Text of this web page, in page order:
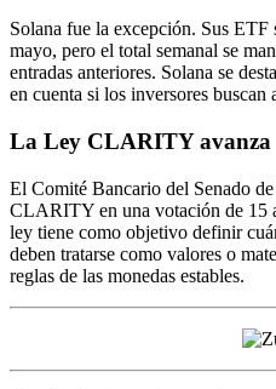
Solana fue la excepción. Sus ETF
mayo, pero el total semanal se
entradas anteriores. Solana se
en cuenta si los inversores
La Ley CLARITY avanza
El Comité Bancario del Senado
CLARITY en una votación de 15
ley tiene como objetivo definir
deben tratarse como valores o
reglas de las monedas estables.